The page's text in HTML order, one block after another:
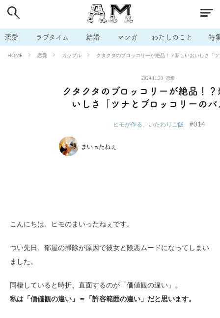
恋愛 ラブタイム 結婚 マンガ わたしのこと 特
HOME 恋愛 カップル クタクタのブロッコリーが絶品！？新しいおいしさ「
2024.11.30 恋愛
クタクタのブロッコリーが絶品！？
いしさ「ツナとブロッコリーの
ヒモが作る、いたわりご飯 #014
まいったねぇ
こんにちは、ヒモのまいったねぇです。
つい先日、部屋の掃除が原因で彼女と険悪ムードになってしまい
ました。
同棲していると時折、直面するのが「価値観の違い」。
私は「価値観の違い」＝「許容範囲の違い」だと思います。
# 男の本音 # セフレ # 不倫
# 出会う方法 # マッチングアプリ # ラブグッズ # 体の相